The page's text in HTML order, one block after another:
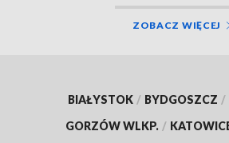
ZOBACZ WIĘCEJ
BIAŁYSTOK / BYDGOSZCZ /
GORZÓW WLKP. /